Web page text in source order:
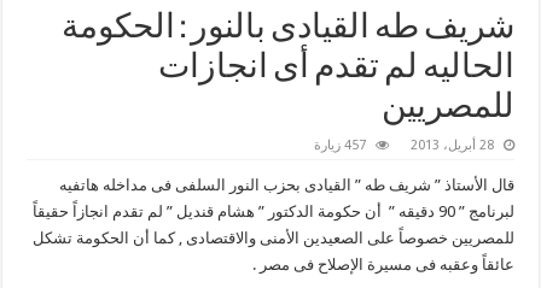
شريف طه القيادى بالنور : الحكومة
الحاليه لم تقدم أى انجازات
للمصريين
28 أبريل، 2013 457 زيارة
قال الأستاذ ” شريف طه ” القيادى بحزب النور السلفى فى مداخله هاتفيه
لبرنامج ” 90 دقيقه ” أن حكومة الدكتور ” هشام قنديل ” لم تقدم انجازاً حقيقاً
للمصريين خصوصاً على الصعيدين الأمنى والاقتصادى , كما أن الحكومة تشكل
عائقاً وعقبه فى مسيرة الإصلاح فى مصر .